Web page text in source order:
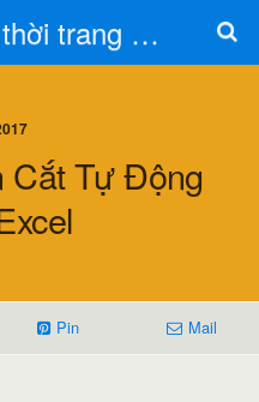
TT thiết kế rập thời trang Toán Trần
Cắt Tự Động
Pin Mail